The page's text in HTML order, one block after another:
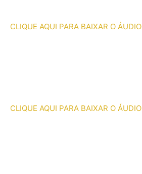
CLIQUE AQUI PARA BAIXAR O ÁUDIO
CLIQUE AQUI PARA BAIXAR O ÁUDIO